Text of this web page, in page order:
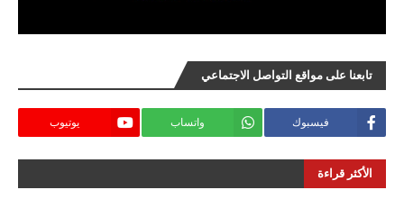
تابعنا على مواقع التواصل الاجتماعي
فيسبوك واتساب يوتيوب
الأكثر قراءة